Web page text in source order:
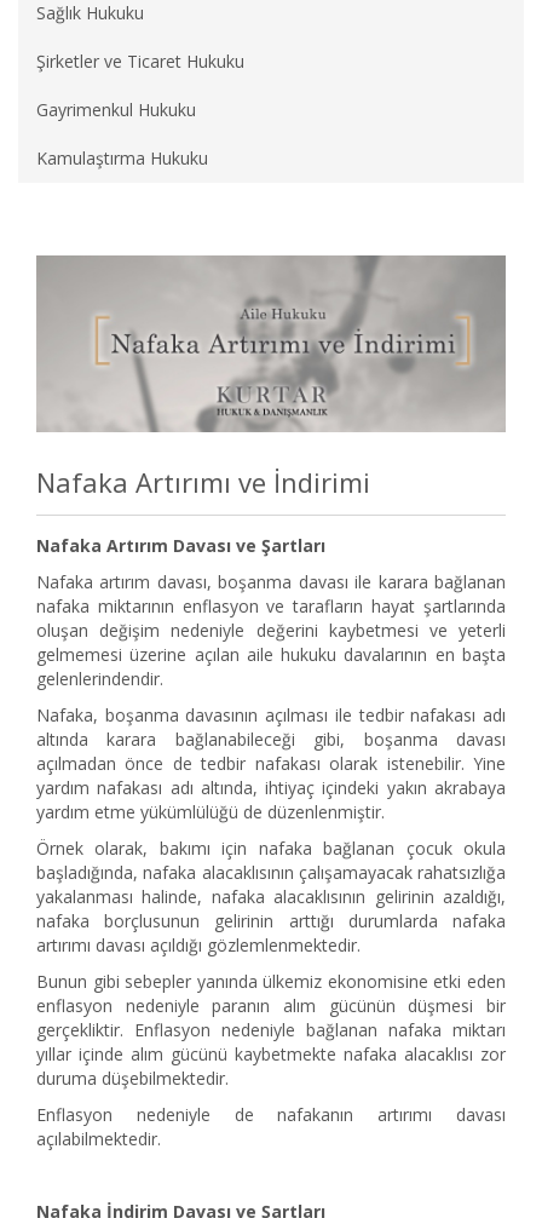
Sağlık Hukuku
Şirketler ve Ticaret Hukuku
Gayrimenkul Hukuku
Kamulaştırma Hukuku
Nafaka Artırımı ve İndirimi
Nafaka Artırım Davası ve Şartları
Nafaka artırım davası, boşanma davası ile karara bağlanan
nafaka miktarının enflasyon ve tarafların hayat şartlarında
oluşan değişim nedeniyle değerini kaybetmesi ve yeterli
gelmemesi üzerine açılan aile hukuku davalarının en başta
gelenlerindendir.
Nafaka, boşanma davasının açılması ile tedbir nafakası adı
altında karara bağlanabileceği gibi, boşanma davası
açılmadan önce de tedbir nafakası olarak istenebilir. Yine
yardım nafakası adı altında, ihtiyaç içindeki yakın akrabaya
yardım etme yükümlülüğü de düzenlenmiştir.
Örnek olarak, bakımı için nafaka bağlanan çocuk okula
başladığında, nafaka alacaklısının çalışamayacak rahatsızlığa
yakalanması halinde, nafaka alacaklısının gelirinin azaldığı,
nafaka borçlusunun gelirinin arttığı durumlarda nafaka
artırımı davası açıldığı gözlemlenmektedir.
Bunun gibi sebepler yanında ülkemiz ekonomisine etki eden
enflasyon nedeniyle paranın alım gücünün düşmesi bir
gerçekliktir. Enflasyon nedeniyle bağlanan nafaka miktarı
yıllar içinde alım gücünü kaybetmekte nafaka alacaklısı zor
duruma düşebilmektedir.
Enflasyon nedeniyle de nafakanın artırımı davası
açılabilmektedir.
Nafaka İndirim Davası ve Şartları